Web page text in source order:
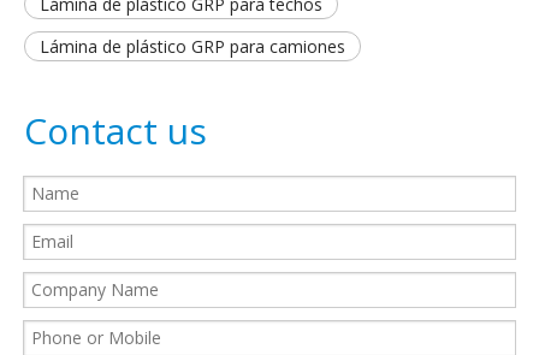
Lámina de plástico GRP para camiones
Contact us